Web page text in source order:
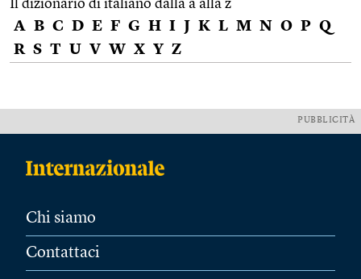
Il dizionario di italiano dalla a alla z
A B C D E F G H I J K L M N O P Q
R S T U V W X Y Z
PUBBLICITÀ
Chi siamo
Contattaci